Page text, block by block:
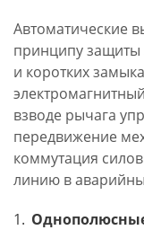
Автоматические
принципу защиты
и коротких
взводе рычага
передвижение
коммутация
линию в